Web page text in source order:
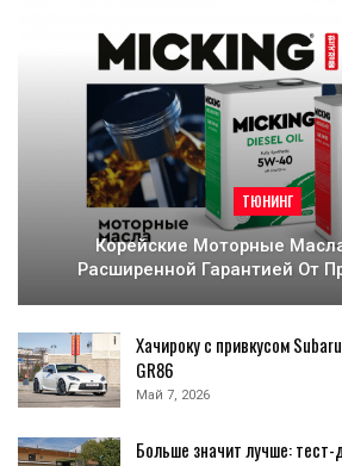
ТЮНИНГ
Корейские Моторные
Расширенной Гарантией От
Хачироку с привкусом
GR86
Май 7, 2026
Больше значит лучше: